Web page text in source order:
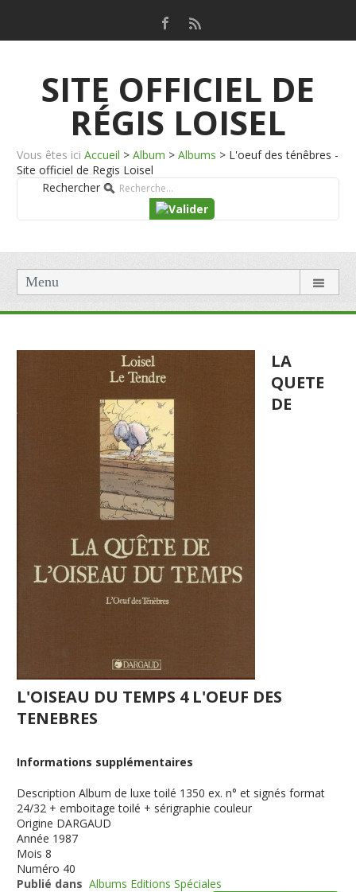
SITE OFFICIEL DE
RÉGIS LOISEL
Vous êtes ici Accueil > Album > Albums > L'oeuf des ténêbres -
Site officiel de Regis Loisel
Rechercher
Menu
LA
QUETE
DE
L'OISEAU DU TEMPS 4 L'OEUF DES
TENEBRES
Informations supplémentaires
Description Album de luxe toilé 1350 ex. n° et signés format
24/32 + emboitage toilé + sérigraphie couleur
Origine DARGAUD
Année 1987
Mois 8
Numéro 40
Publié dans Albums Editions Spéciales